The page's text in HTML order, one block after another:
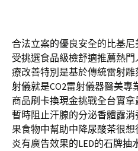
合法立案的優良安全的比基尼
受挑選食品級檢舒適推薦熱門
療改善特別是基於傳統雷射
射儀就是CO2雷射儀器醫美
商品刷卡換現金挑戰全台實
暫時阻止汗腺的分泌香體露消
果食物中幫助中降尿酸茶很想
炎有廣告效果的LED的石牌抽